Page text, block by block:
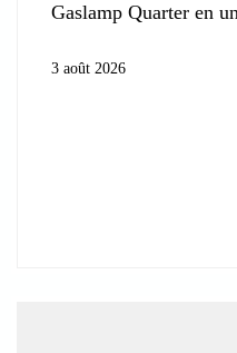
Gaslamp Quarter en
3 août 2026